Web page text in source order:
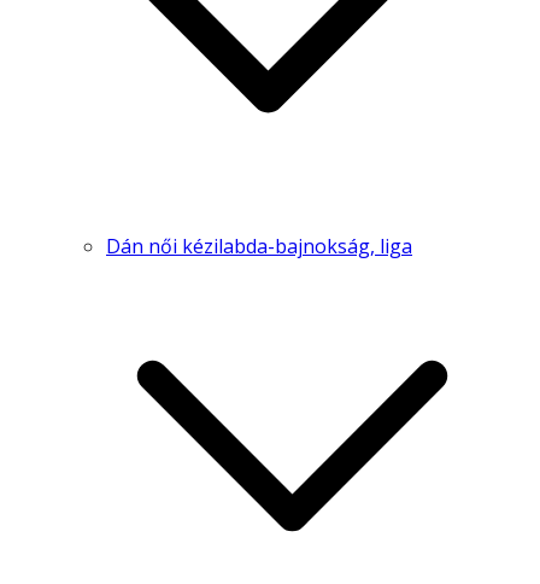
Dán női kézilabda-bajnokság, liga